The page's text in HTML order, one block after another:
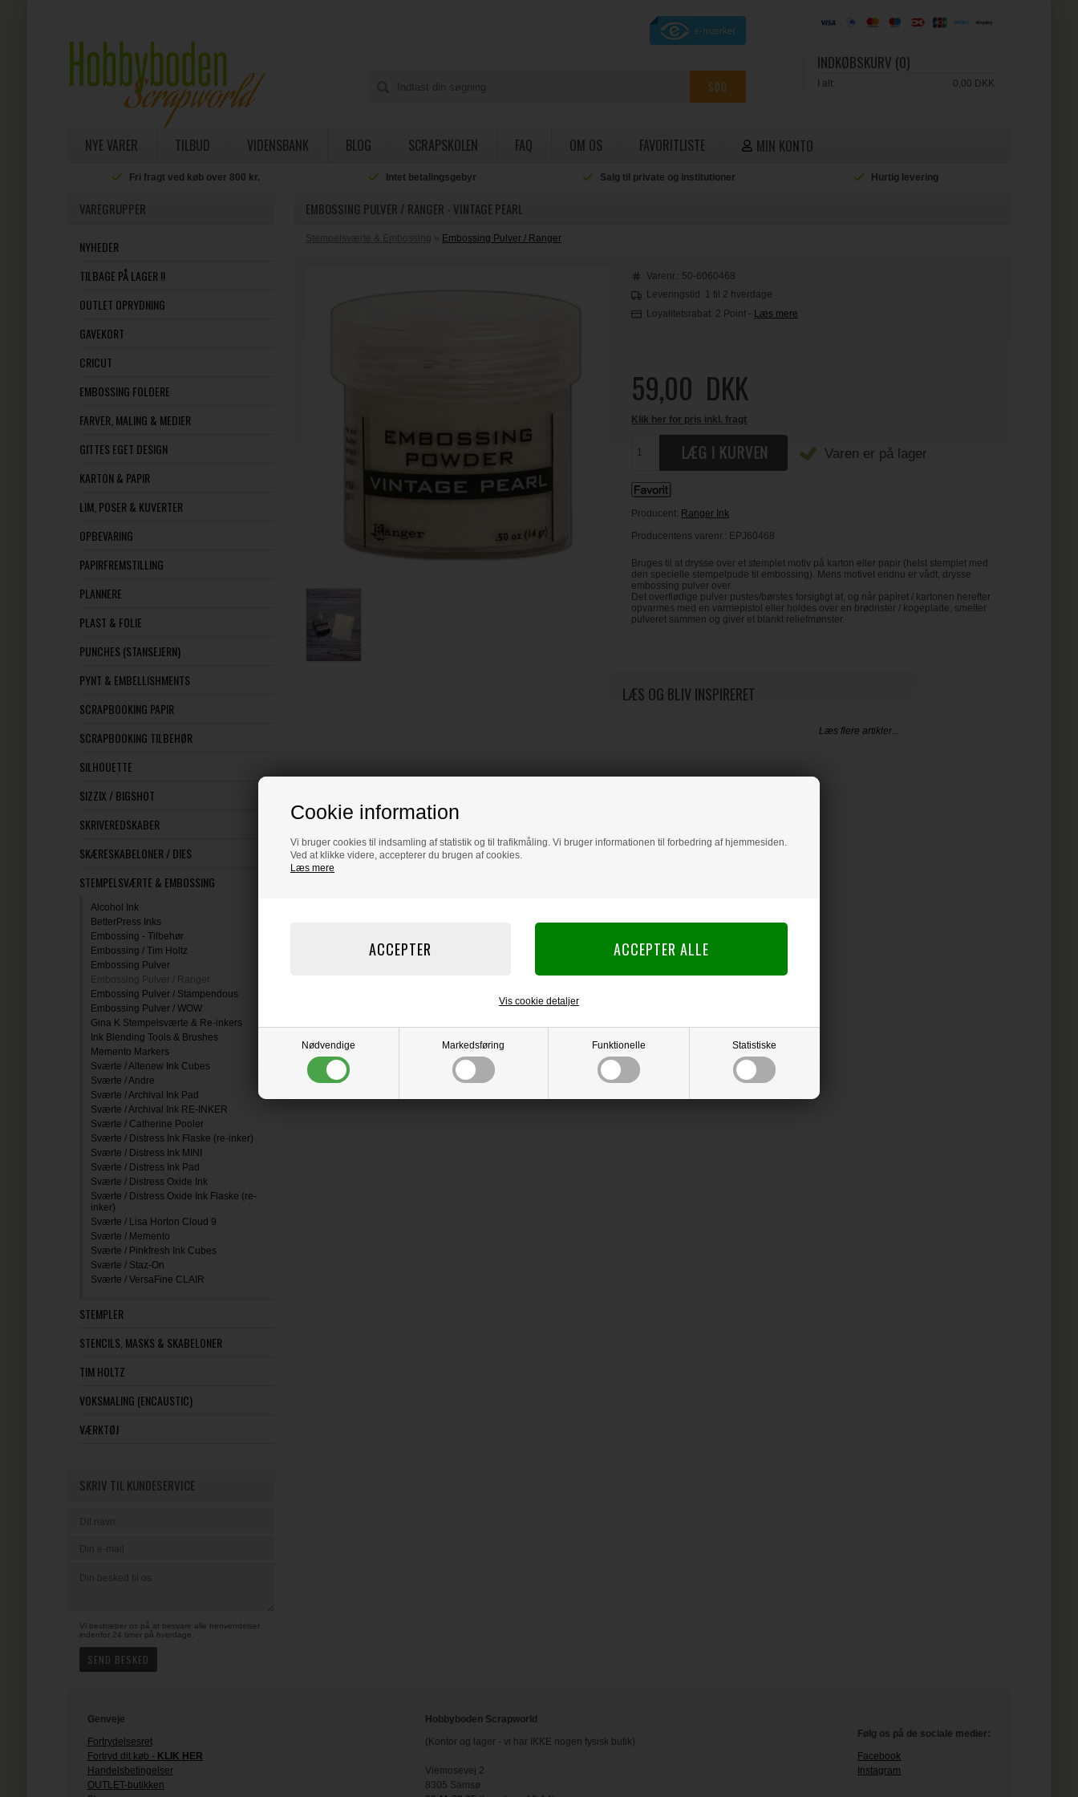
Cookie information
Vi bruger cookies til indsamling af statistik og til trafikmåling. Vi bruger informationen til forbedring af hjemmesiden.
Ved at klikke videre, accepterer du brugen af cookies.
Læs mere
Nødvendige Markedsføring Funktionelle Statistiske
Vis cookie detaljer
INDKØBSKURV (0)
I alt: 0,00 DKK
NYE VARER TILBUD VIDENSBANK BLOG SCRAPSKOLEN FAQ OM OS FAVORITLISTE MIN KONTO
Fri fragt ved køb over 800 kr. Intet betalingsgebyr Salg til private og institutioner Hurtig levering
VAREGRUPPER
NYHEDER
TILBAGE PÅ LAGER !!
OUTLET OPRYDNING
GAVEKORT
CRICUT
EMBOSSING FOLDERE
FARVER, MALING & MEDIER
GITTES EGET DESIGN
KARTON & PAPIR
LIM, POSER & KUVERTER
OPBEVARING
PAPIRFREMSTILLING
PLANNERE
PLAST & FOLIE
PUNCHES (STANSEJERN)
PYNT & EMBELLISHMENTS
SCRAPBOOKING PAPIR
SCRAPBOOKING TILBEHØR
SILHOUETTE
SIZZIX / BIGSHOT
SKRIVEREDSKABER
SKÆRESKABELONER / DIES
STEMPELSVÆRTE & EMBOSSING
Alcohol Ink
BetterPress Inks
Embossing - Tilbehør
Embossing / Tim Holtz
Embossing Pulver
Embossing Pulver / Ranger
Embossing Pulver / Stampendous
Embossing Pulver / WOW
Gina K Stempelsværte & Re-inkers
Ink Blending Tools & Brushes
Memento Markers
Sværte / Altenew Ink Cubes
Sværte / Andre
Sværte / Archival Ink Pad
Sværte / Archival Ink RE-INKER
Sværte / Catherine Pooler
Sværte / Distress Ink Flaske (re-inker)
Sværte / Distress Ink MINI
Sværte / Distress Ink Pad
Sværte / Distress Oxide Ink
Sværte / Distress Oxide Ink Flaske (re-
inker)
Sværte / Lisa Horton Cloud 9
Sværte / Memento
Sværte / Pinkfresh Ink Cubes
Sværte / Staz-On
Sværte / VersaFine CLAIR
STEMPLER
STENCILS, MASKS & SKABELONER
TIM HOLTZ
VOKSMALING (ENCAUSTIC)
VÆRKTØJ
SKRIV TIL KUNDESERVICE
Vi bestræber os på at besvare alle henvendelser
indenfor 24 timer på hverdage.
EMBOSSING PULVER / RANGER - VINTAGE PEARL
Stempelsværte & Embossing » Embossing Pulver / Ranger
Varenr.: 50-6060468
Leveringstid: 1 til 2 hverdage
Loyalitetsrabat: 2 Point - Læs mere
59,00 DKK
Klik her for pris inkl. fragt
Varen er på lager
Producent: Ranger Ink
Producentens varenr.: EPJ60468
Bruges til at drysse over et stemplet motiv på karton eller papir (helst stemplet med
den specielle stempelpude til embossing). Mens motivet endnu er vådt, drysse
embossing pulver over.
Det overflødige pulver pustes/børstes forsigtigt af, og når papiret / kartonen herefter
opvarmes med en varmepistol eller holdes over en brødrister / kogeplade, smelter
pulveret sammen og giver et blankt reliefmønster.
LÆS OG BLIV INSPIRERET
Læs flere artikler...
Genveje
Fortrydelsesret
Fortryd dit køb - KLIK HER
Handelsbetingelser
OUTLET-butikken
Hobbyboden Scrapworld
(Kontor og lager - vi har IKKE nogen fysisk butik)
Viemosevej 2
8305 Samsø
Følg os på de sociale medier:
Facebook
Instagram